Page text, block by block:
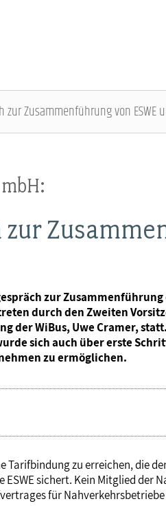
Kontakt
BAGSO
zur Zusammenführung von ESWE
zur Zusammenführung
durch den Zweiten
der WiBus, Uwe Cramer,
sich auch über erste
zu ermöglichen.
Tarifbindung zu erreichen, die
sichert. Kein Mitglied der
für Nahverkehrsbetriebe